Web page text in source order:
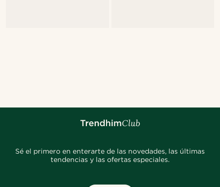
Sé el primero en enterarte de las novedades, las últimas
tendencias y las ofertas especiales.